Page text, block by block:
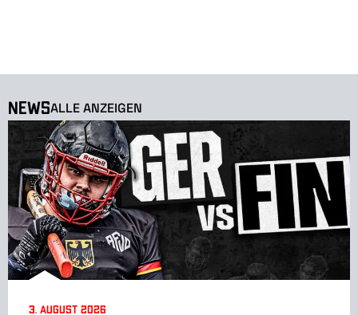
NewsALLE ANZEIGEN
3. August 2026